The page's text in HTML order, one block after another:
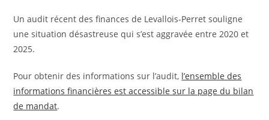
Un audit récent des finances de Levallois-Perret souligne
une situation désastreuse qui s’est aggravée entre 2020 et
2025.
Pour obtenir des informations sur l’audit, l’ensemble des
informations financières est accessible sur la page du bilan
de mandat.